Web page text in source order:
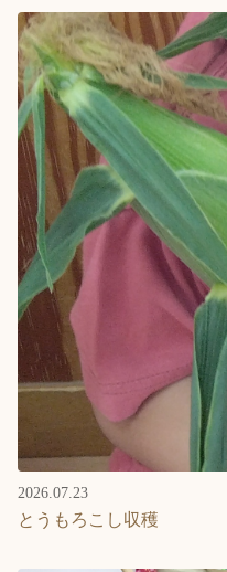
2026.07.23
とうもろこし収穫